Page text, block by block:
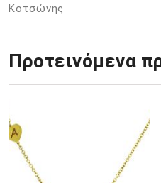
Κοτσώνης
Προτεινόμενα